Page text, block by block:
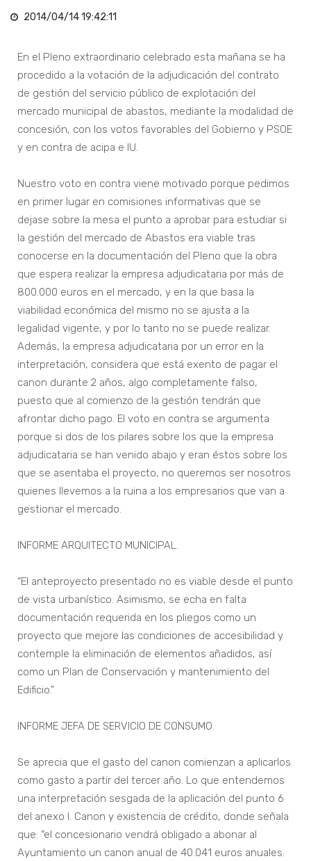
2014/04/14 19:42:11
En el Pleno extraordinario celebrado esta mañana se ha
procedido a la votación de la adjudicación del contrato
de gestión del servicio público de explotación del
mercado municipal de abastos, mediante la modalidad de
concesión, con los votos favorables del Gobierno y PSOE
y en contra de acipa e IU.
Nuestro voto en contra viene motivado porque pedimos
en primer lugar en comisiones informativas que se
dejase sobre la mesa el punto a aprobar para estudiar si
la gestión del mercado de Abastos era viable tras
conocerse en la documentación del Pleno que la obra
que espera realizar la empresa adjudicataria por más de
800.000 euros en el mercado, y en la que basa la
viabilidad económica del mismo no se ajusta a la
legalidad vigente, y por lo tanto no se puede realizar.
Además, la empresa adjudicataria por un error en la
interpretación, considera que está exento de pagar el
canon durante 2 años, algo completamente falso,
puesto que al comienzo de la gestión tendrán que
afrontar dicho pago. El voto en contra se argumenta
porque si dos de los pilares sobre los que la empresa
adjudicataria se han venido abajo y eran éstos sobre los
que se asentaba el proyecto, no queremos ser nosotros
quienes llevemos a la ruina a los empresarios que van a
gestionar el mercado.
INFORME ARQUITECTO MUNICIPAL.
“El anteproyecto presentado no es viable desde el punto
de vista urbanístico. Asimismo, se echa en falta
documentación requerida en los pliegos como un
proyecto que mejore las condiciones de accesibilidad y
contemple la eliminación de elementos añadidos, así
como un Plan de Conservación y mantenimiento del
Edificio.”
INFORME JEFA DE SERVICIO DE CONSUMO.
Se aprecia que el gasto del canon comienzan a aplicarlos
como gasto a partir del tercer año. Lo que entendemos
una interpretación sesgada de la aplicación del punto 6
del anexo I. Canon y existencia de crédito, donde señala
que: “el concesionario vendrá obligado a abonar al
Ayuntamiento un canon anual de 40.041 euros anuales.